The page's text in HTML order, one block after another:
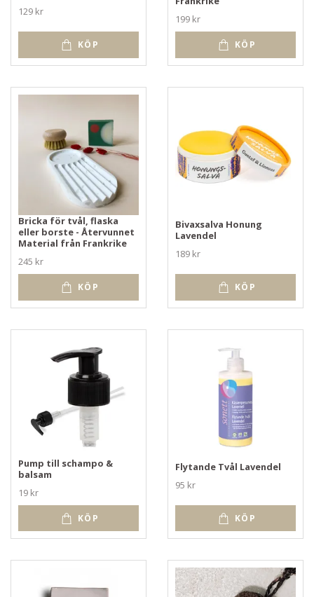
129 kr
KÖP
199 kr
KÖP
Bricka för tvål, flaska
eller borste - Återvunnet
Material från Frankrike
245 kr
KÖP
Bivaxsalva Honung
Lavendel
189 kr
KÖP
Pump till schampo &
balsam
19 kr
KÖP
Flytande Tvål Lavendel
95 kr
KÖP